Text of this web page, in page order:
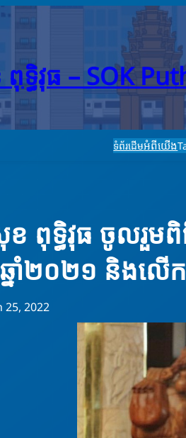
ទ្ធិវុធ – SO​K
ទំព័រដើមអំពីយើង
ពុទ្ធិវុធ ចូលរួម
នាំ២០២១ និងលើ
25, 2022